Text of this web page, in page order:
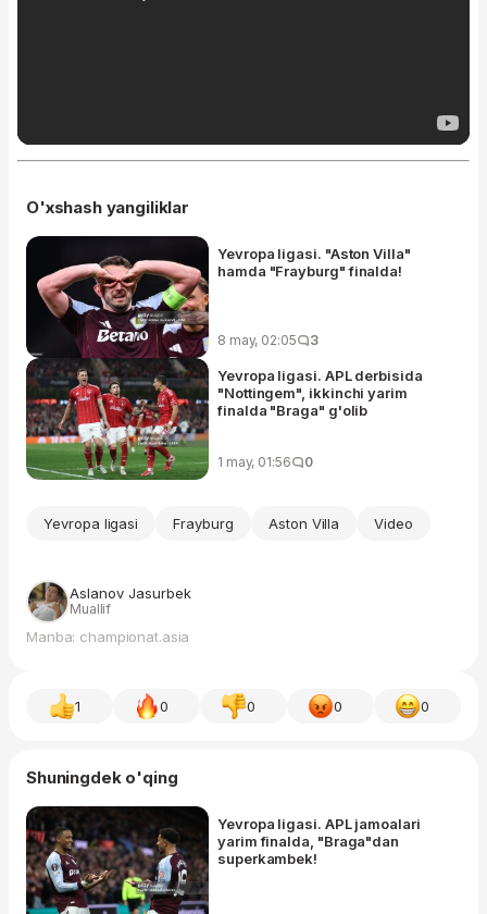
O'xshash yangiliklar
Yevropa ligasi. "Aston Villa"
hamda "Frayburg" finalda!
8 may, 02:05 3
Yevropa ligasi. APL derbisida
"Nottingem", ikkinchi yarim
finalda "Braga" g'olib
1 may, 01:56 0
Yevropa ligasi Frayburg Aston Villa Video
Aslanov Jasurbek
Muallif
Manba: championat.asia
1 0 0 0 0
Shuningdek o'qing
Yevropa ligasi. APL jamoalari
yarim finalda, "Braga"dan
superkambek!